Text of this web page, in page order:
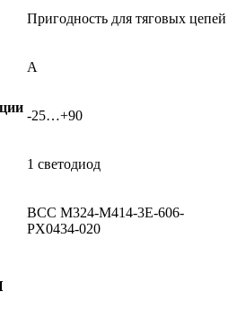
Пригодность для тяговых цепей
A
-25…+90
1 светодиод
BCC M324-M414-3E-606-
PX0434-020